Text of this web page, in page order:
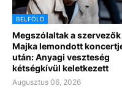
BELFÖLD
Megszólaltak a szervezők
Majka lemondott
után: Anyagi veszteség
kétségkívül keletkezett
Augusztus 06, 2026